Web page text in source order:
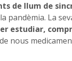
de llum de
pandèmia. La
estudiar,
nous